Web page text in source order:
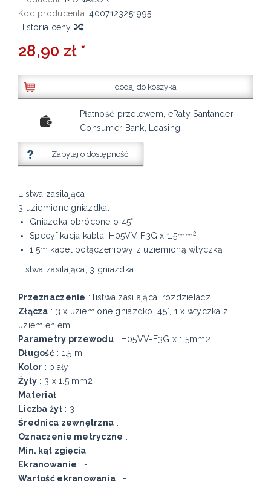
Kod producenta: 4007123251995
Historia ceny
28,90 zł *
dodaj do koszyka
Płatność przelewem, eRaty Santander
Consumer Bank, Leasing
Zapytaj o dostępność
Listwa zasilająca
3 uziemione gniazdka.
Gniazdka obrócone o 45°
Specyfikacja kabla: H05VV-F3G x 1.5mm2
1.5m kabel połączeniowy z uziemioną wtyczką
Listwa zasilająca, 3 gniazdka
Przeznaczenie : listwa zasilająca, rozdzielacz
Złącza : 3 x uziemione gniazdko, 45°, 1 x wtyczka z
uziemieniem
Parametry przewodu : H05VV-F3G x 1.5mm2
Długość: 1.5 m
Kolor : biały
Żyły : 3 x 1.5 mm2
Materiał : -
Liczba żył: 3
Średnica zewnętrzna : -
Oznaczenie metryczne : -
Min. kąt zgięcia : -
Ekranowanie : -
Wartość ekranowania : -